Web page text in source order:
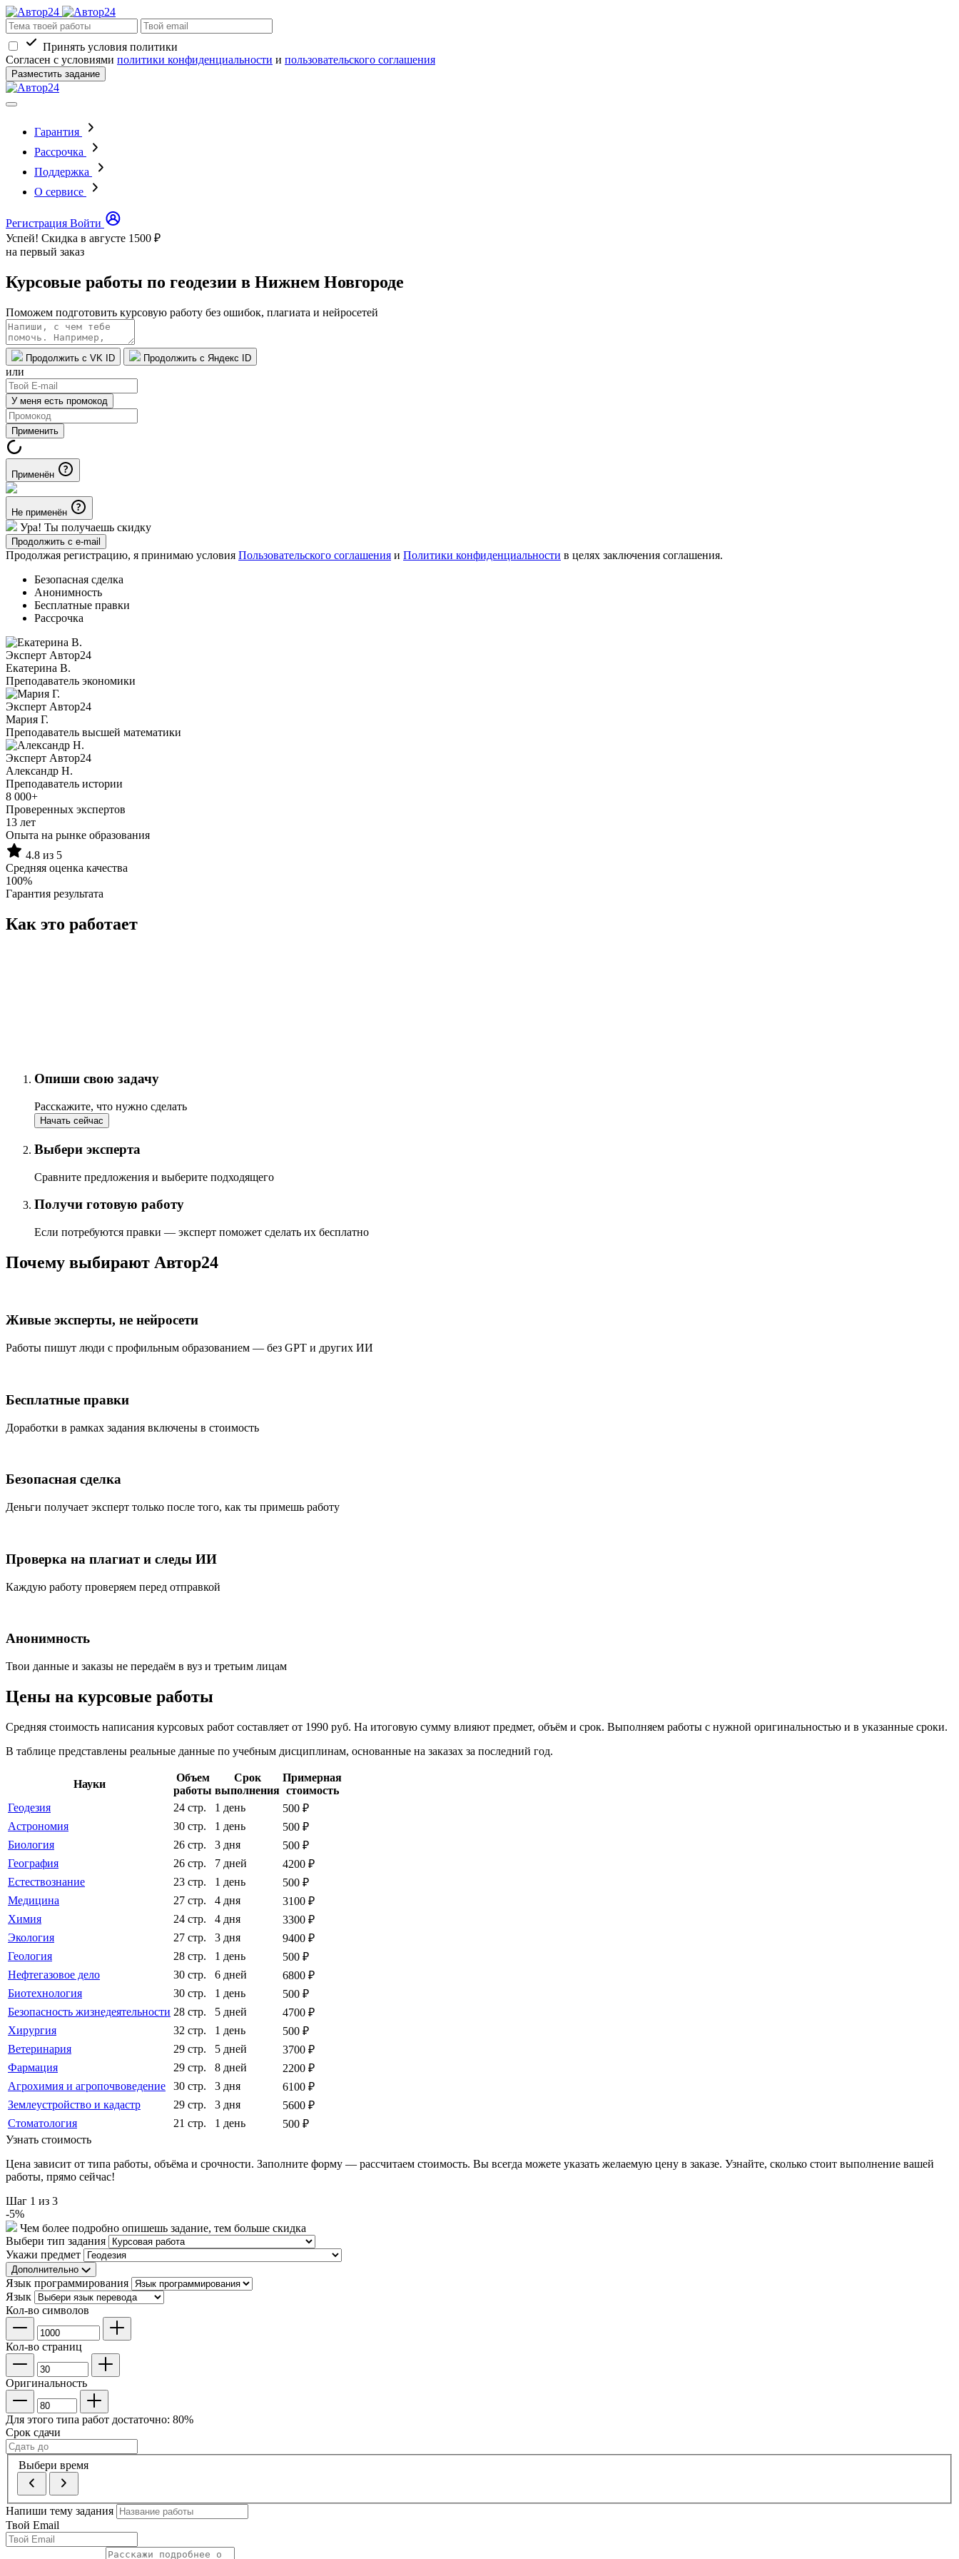
Принять условия политики
Согласен с условиями политики конфиденциальности и пользовательского соглашения
Разместить задание
Гарантия
Рассрочка
Поддержка
О сервисе
Регистрация Войти
Успей! Скидка в августе 1500 ₽
на первый заказ
Курсовые работы по геодезии в Нижнем Новгороде
Поможем подготовить курсовую работу без ошибок, плагиата и нейросетей
Продолжить с VK ID Продолжить с Яндекс ID
или
У меня есть промокод
Применить
Применён
Не применён
Ура! Ты получаешь скидку
Продолжить с e-mail
Продолжая регистрацию, я принимаю условия Пользовательского соглашения и Политики конфиденциальности в целях заключения соглашения.
Безопасная сделка
Анонимность
Бесплатные правки
Рассрочка
Эксперт Автор24
Екатерина B.
Преподаватель экономики
Эксперт Автор24
Мария Г.
Преподаватель высшей математики
Эксперт Автор24
Александр Н.
Преподаватель истории
8 000+
Проверенных экспертов
13 лет
Опыта на рынке образования
4.8 из 5
Средняя оценка качества
100%
Гарантия результата
Как это работает
Опиши свою задачу
Расскажите, что нужно сделать
Начать сейчас
Выбери эксперта
Сравните предложения и выберите подходящего
Получи готовую работу
Если потребуются правки — эксперт поможет сделать их бесплатно
Почему выбирают Автор24
Живые эксперты, не нейросети
Работы пишут люди с профильным образованием — без GPT и других ИИ
Бесплатные правки
Доработки в рамках задания включены в стоимость
Безопасная сделка
Деньги получает эксперт только после того, как ты примешь работу
Проверка на плагиат и следы ИИ
Каждую работу проверяем перед отправкой
Анонимность
Твои данные и заказы не передаём в вуз и третьим лицам
Цены на курсовые работы
Средняя стоимость написания курсовых работ составляет от 1990 руб. На итоговую сумму влияют предмет, объём и срок. Выполняем работы с нужной оригинальностью и в указанные сроки.
В таблице представлены реальные данные по учебным дисциплинам, основанные на заказах за последний год.
Науки
Объем
работы
Срок
выполнения
Примерная
стоимость
Геодезия
24 стр. 1 день
500 ₽
Астрономия
30 стр. 1 день
500 ₽
Биология
26 стр. 3 дня
500 ₽
География
26 стр. 7 дней
4200 ₽
Естествознание
23 стр. 1 день
500 ₽
Медицина
27 стр. 4 дня
3100 ₽
Химия
24 стр. 4 дня
3300 ₽
Экология
27 стр. 3 дня
9400 ₽
Геология
28 стр. 1 день
500 ₽
Нефтегазовое дело
30 стр. 6 дней
6800 ₽
Биотехнология
30 стр. 1 день
500 ₽
Безопасность жизнедеятельности 28 стр. 5 дней
4700 ₽
Хирургия
32 стр. 1 день
500 ₽
Ветеринария
29 стр. 5 дней
3700 ₽
Фармация
29 стр. 8 дней
2200 ₽
Агрохимия и агропочвоведение
30 стр. 3 дня
6100 ₽
Землеустройство и кадастр
29 стр. 3 дня
5600 ₽
Стоматология
21 стр. 1 день
500 ₽
Узнать стоимость
Цена зависит от типа работы, объёма и срочности. Заполните форму — рассчитаем стоимость. Вы всегда можете указать желаемую цену в заказе. Узнайте, сколько стоит выполнение вашей
работы, прямо сейчас!
Шаг 1 из 3
-5%
Чем более подробно опишешь задание, тем больше скидка
Выбери тип задания
Укажи предмет
Дополнительно
Язык программирования
Язык
Кол-во символов
Кол-во страниц
Оригинальность
Для этого типа работ достаточно: 80%
Срок сдачи
Выбери время
Напиши тему задания
Твой Email